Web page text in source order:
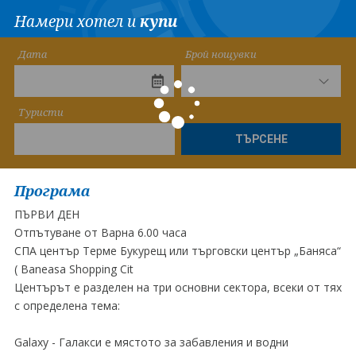
Намери хотел икупи
Дата Брой нощувки
Туристи
ТЪРСЕНЕ
Програма
ПЪРВИ ДЕН
Отпътуване от Варна 6.00 часа
СПА център Терме Букурещ или търговски център „Баняса“
( Baneasa Shopping Cit
Центърът е разделен на три основни сектора, всеки от тях
с определена тема:
Galaxy - Галакси е мястото за забавления и водни